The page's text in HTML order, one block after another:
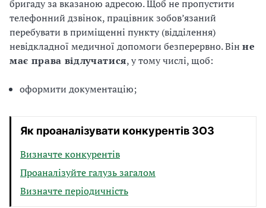
бригаду за вказаною адресою. Щоб не пропустити
телефонний дзвінок, працівник зобов’язаний
перебувати в приміщенні пункту (відділення)
невідкладної медичної допомоги безперервно. Він не
має права відлучатися, у тому числі, щоб:
оформити документацію;
Як проаналізувати конкурентів ЗОЗ
Визначте конкурентів
Проаналізуйте галузь загалом
Визначте періодичність